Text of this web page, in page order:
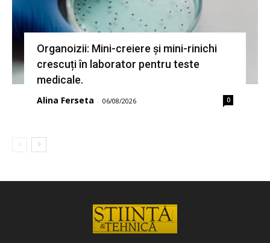
Organoizii: Mini-creiere și mini-rinichi
crescuți în laborator pentru teste
medicale.
Alina Ferseta - 06/08/2026 0